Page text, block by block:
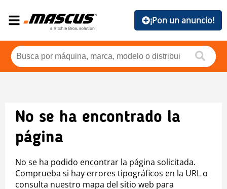
¡Pon un anuncio!
No se ha encontrado la
página
No se ha podido encontrar la página solicitada.
Comprueba si hay errores tipográficos en la URL o
consulta nuestro mapa del sitio web para